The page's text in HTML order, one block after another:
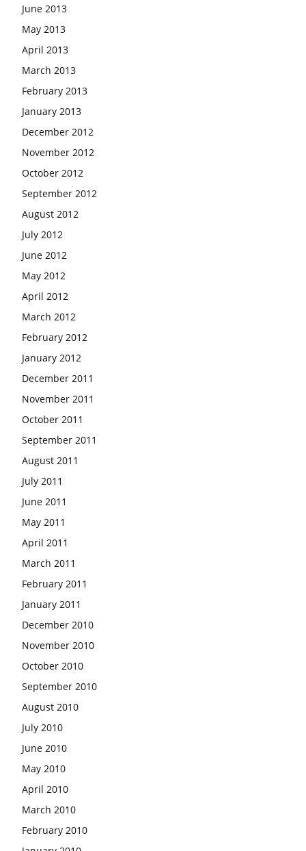
June 2013
May 2013
April 2013
March 2013
February 2013
January 2013
December 2012
November 2012
October 2012
September 2012
August 2012
July 2012
June 2012
May 2012
April 2012
March 2012
February 2012
January 2012
December 2011
November 2011
October 2011
September 2011
August 2011
July 2011
June 2011
May 2011
April 2011
March 2011
February 2011
January 2011
December 2010
November 2010
October 2010
September 2010
August 2010
July 2010
June 2010
May 2010
April 2010
March 2010
February 2010